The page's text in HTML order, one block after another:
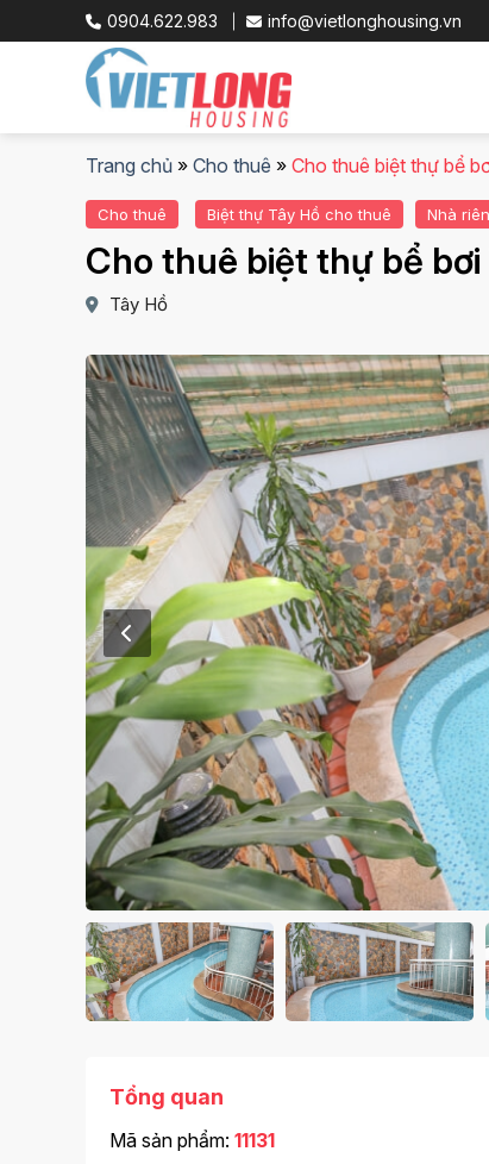
to
0904.622.983 info@vietlonghousing.vn
Trang chủ » Cho thuê » Cho thuê biệt thự bể
Cho thuê Biệt thự Tây Hồ cho thuê Nhà
Cho thuê biệt thự bể bơi
Tây Hồ
Tổng quan
Mã sản phẩm: 11131